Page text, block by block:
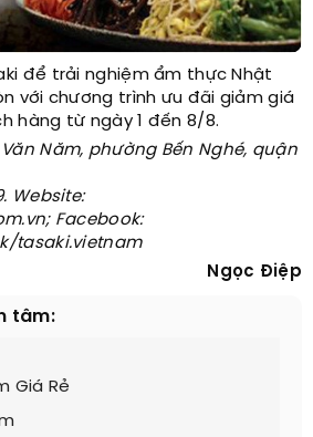
để trải nghiệm ẩm thực Nhật
với chương trình ưu đãi giảm giá
hàng từ ngày 1 đến 8/8.
Văn Năm, phường Bến Nghé, quận
Website:
Facebook:
tasaki.vietnam
Ngọc Điệp
tâm:
Giá Rẻ